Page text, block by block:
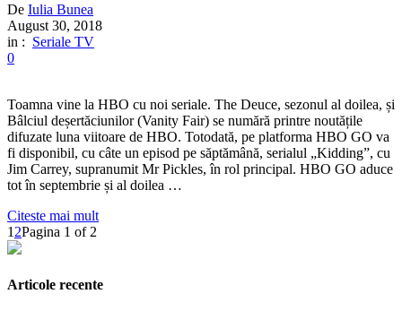
De Iulia Bunea
August 30, 2018
in : Seriale TV
0
Toamna vine la HBO cu noi seriale. The Deuce, sezonul al doilea, și
Bâlciul deșertăciunilor (Vanity Fair) se numără printre noutățile
difuzate luna viitoare de HBO. Totodată, pe platforma HBO GO va
fi disponibil, cu câte un episod pe săptămână, serialul „Kidding”, cu
Jim Carrey, supranumit Mr Pickles, în rol principal. HBO GO aduce
tot în septembrie și al doilea …
Citeste mai mult
1 2Pagina 1 of 2
Articole recente